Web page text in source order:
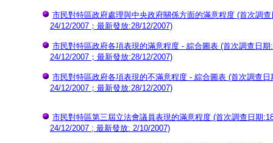
市民對特區政府處理與中央政府關係方面的滿意程度 (首次調
24/12/2007；最新發放:28/12/2007)
市民對特區政府各項表現的滿意程度 - 綜合圖表 (首次調查日
24/12/2007；最新發放:28/12/2007)
市民對特區政府各項表現的不滿意程度 - 綜合圖表 (首次調查
24/12/2007；最新發放:28/12/2007)
市民對特區第三屆立法會議員表現的滿意程度 (首次調查日期
24/12/2007 ; 最新發放: 2/10/2007)